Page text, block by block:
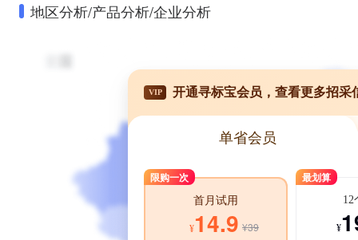
地区分析/产品分析/企业分析
VIP 开通寻标宝会员，查看更多招采
单省会员
限购一次
首月试用
¥14.9 ¥39
最划算
12
¥